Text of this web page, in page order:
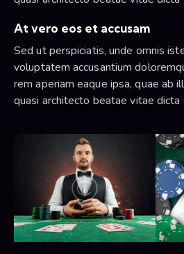
At vero eos et accusam
Sed ut perspiciatis, unde omnis
voluptatem accusantium
rem aperiam eaque ipsa, quae ab
quasi architecto beatae vitae dicta